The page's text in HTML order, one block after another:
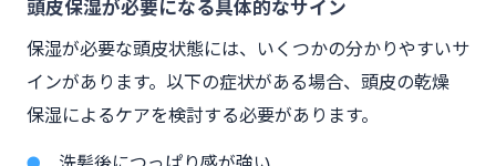
頭皮保湿が必要になる具体的なサイン
保湿が必要な頭皮状態には、いくつかの分かりやすいサ
インがあります。以下の症状がある場合、頭皮の乾燥
保湿によるケアを検討する必要があります。